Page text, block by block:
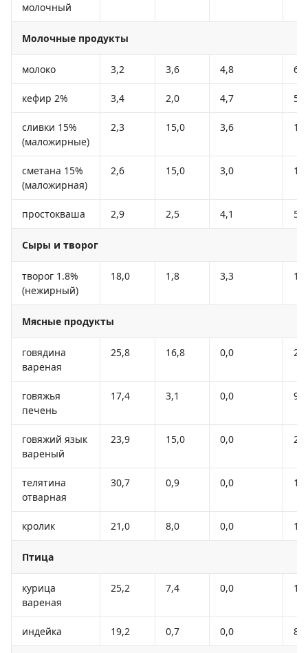
молочный
Молочные продукты
молоко 3,2 3,6 4,8 64
кефир 2% 3,4 2,0 4,7 51
сливки 15%
(маложирные)
2,3 15,0 3,6
сметана 15%
(маложирная)
2,6 15,0 3,0
простокваша 2,9 2,5 4,1 53
Сыры и творог
творог 1.8%
(нежирный)
18,0 1,8 3,3
Мясные продукты
говядина
вареная
25,8 16,8 0,0
говяжья
печень
17,4 3,1 0,0 98
говяжий язык
вареный
23,9 15,0 0,0
телятина
отварная
30,7 0,9 0,0
кролик 21,0 8,0 0,0
Птица
курица
вареная
25,2 7,4 0,0
индейка 19,2 0,7 0,0 84